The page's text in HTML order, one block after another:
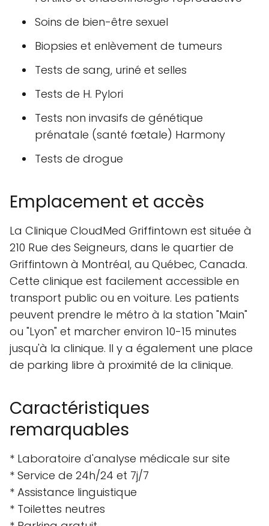
Médecine de famille et gestion des
problèmes chroniques
Médecine pédiatrique (y compris les
nouveau-nés)
Soins urgents (blessures, maladies
aiguës, plaies, etc.)
Soins aux patients du CSST et SAAQ
Gynécologie (y compris les examens de
Fertilité et endocrinologie reproductive
Soins de bien-être sexuel
Biopsies et enlèvement de tumeurs
Tests de sang, uriné et selles
Tests de H. Pylori
Tests non invasifs de génétique
prénatale (santé fœtale) Harmony
Tests de drogue
Emplacement et accès
La Clinique CloudMed Griffintown est située à
210 Rue des Seigneurs, dans le quartier de
Griffintown à Montréal, au Québec, Canada.
Cette clinique est facilement accessible en
transport public ou en voiture. Les patients
peuvent prendre le métro à la station "Main"